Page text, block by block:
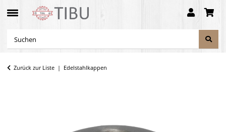
Zurück zur Liste Edelstahlkappen